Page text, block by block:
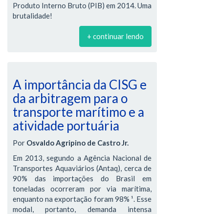
Produto Interno Bruto (PIB) em 2014. Uma
brutalidade!
+ continuar lendo
A importância da CISG e
da arbitragem para o
transporte marítimo e a
atividade portuária
Por Osvaldo Agripino de Castro Jr.
Em 2013, segundo a Agência Nacional de
Transportes Aquaviários (Antaq), cerca de
90% das importações do Brasil em
toneladas ocorreram por via marítima,
enquanto na exportação foram 98% ¹. Esse
modal, portanto, demanda intensa